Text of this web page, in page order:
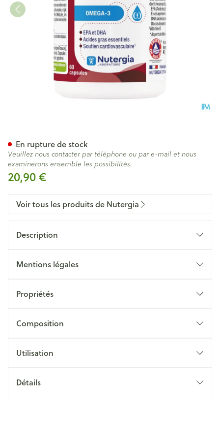
20,90 €
En rupture de stock
Veuillez nous contacter par téléphone ou par e-mail et nous
examinerons ensemble les possibilités.
Voir tous les produits de Nutergia
Description
Mentions légales
Propriétés
Composition
Utilisation
Détails